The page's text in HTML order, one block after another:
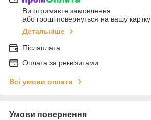
Ви отримаєте замовлення
або гроші повернуться на вашу картку
Детальніше
Післяплата
Оплата за реквізитами
Всі умови оплати
Умови повернення